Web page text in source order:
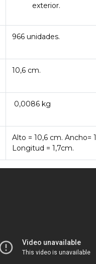
exterior.
966 unidades.
10,6 cm.
0,0086 kg
Alto = 10,6 cm. Ancho=
Longitud = 1,7cm.